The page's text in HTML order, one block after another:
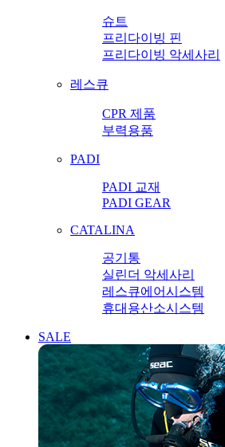
슈트
프리다이빙 핀
프리다이빙 악세사리
레스큐
CPR 제품
부력용품
PADI
PADI 교재
PADI GEAR
CATALINA
공기통
실린더 악세사리
레스큐에어시스템
휴대용산소시스템
SALE